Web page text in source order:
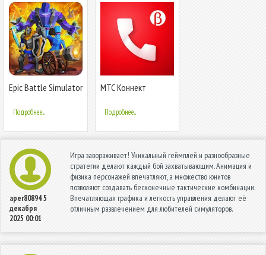
Epic Battle Simulator
Подробнее...
МТС Коннект
Подробнее...
aper808945
декабря
2025 00:01
Игра завораживает! Уникальный геймплей и разнообразные
стратегии делают каждый бой захватывающим. Анимация и
физика персонажей впечатляют, а множество юнитов
позволяют создавать бесконечные тактические комбинации.
Впечатляющая графика и легкость управления делают её
отличным развлечением для любителей симуляторов.